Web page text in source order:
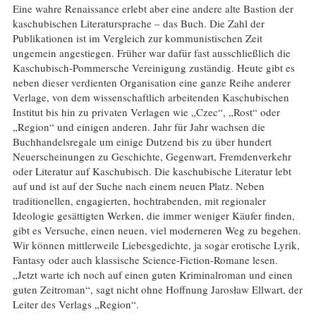
Eine wahre Renaissance erlebt aber eine andere alte Bastion der
kaschubischen Literatursprache – das Buch. Die Zahl der
Publikationen ist im Vergleich zur kommunistischen Zeit
ungemein angestiegen. Früher war dafür fast ausschließlich die
Kaschubisch-Pommersche Vereinigung zuständig. Heute gibt es
neben dieser verdienten Organisation eine ganze Reihe anderer
Verlage, von dem wissenschaftlich arbeitenden Kaschubischen
Institut bis hin zu privaten Verlagen wie „Czec“, „Rost“ oder
„Region“ und einigen anderen. Jahr für Jahr wachsen die
Buchhandelsregale um einige Dutzend bis zu über hundert
Neuerscheinungen zu Geschichte, Gegenwart, Fremdenverkehr
oder Literatur auf Kaschubisch. Die kaschubische Literatur lebt
auf und ist auf der Suche nach einem neuen Platz. Neben
traditionellen, engagierten, hochtrabenden, mit regionaler
Ideologie gesättigten Werken, die immer weniger Käufer finden,
gibt es Versuche, einen neuen, viel moderneren Weg zu begehen.
Wir können mittlerweile Liebesgedichte, ja sogar erotische Lyrik,
Fantasy oder auch klassische Science-Fiction-Romane lesen.
„Jetzt warte ich noch auf einen guten Kriminalroman und einen
guten Zeitroman“, sagt nicht ohne Hoffnung Jarosław Ellwart, der
Leiter des Verlags „Region“.